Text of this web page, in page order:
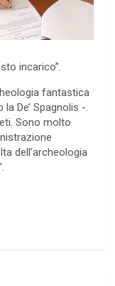
incarico”.
fantastica
De’ Spagnolis -.
Sono molto
dell’archeologia